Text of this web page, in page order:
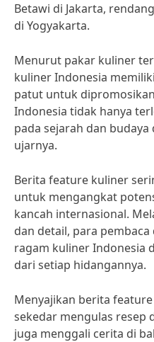
Betawi di Jakarta,
di Yogyakarta.
Menurut pakar kuliner
kuliner Indonesia
patut untuk
Indonesia tidak hanya
pada sejarah dan
ujarnya.
Berita feature kuliner
untuk mengangkat
kancah internasional.
dan detail, para
ragam kuliner Indonesia
dari setiap hidangannya.
Menyajikan berita
sekedar mengulas resep
juga menggali cerita di